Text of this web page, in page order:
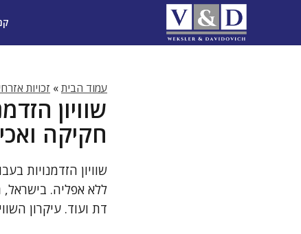
עמוד הבית» זכויות
שוויון
חקיקה
שוויון הזדמנויות
ללא אפליה.
דת ועוד. עיקרון